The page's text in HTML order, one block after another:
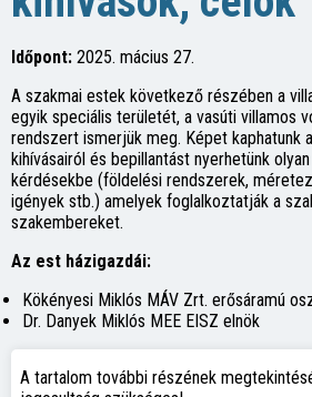
Időpont: 2025. mácius 27.
A szakmai estek következő részében a
egyik speciális területét, a vasúti villamos
rendszert ismerjük meg. Képet kaphatunk
kihívásairól és bepillantást nyerhetünk
kérdésekbe (földelési rendszerek,
igények stb.) amelyek foglalkoztatják a
szakembereket.
Az est házigazdái:
Kökényesi Miklós MÁV Zrt. erősáramú
Dr. Danyek Miklós MEE EISZ elnök
A tartalom további részének